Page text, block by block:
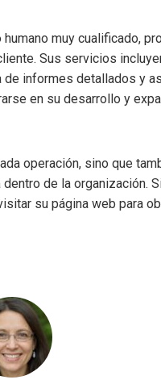
muy cualificado,
Sus servicios
informes detallados y
en su desarrollo y
operación, sino que
de la organización.
su página web para